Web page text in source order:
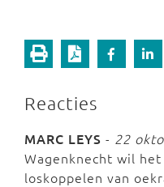
Reacties
MARC LEYS - 22
Wagenknecht wil
loskoppelen van